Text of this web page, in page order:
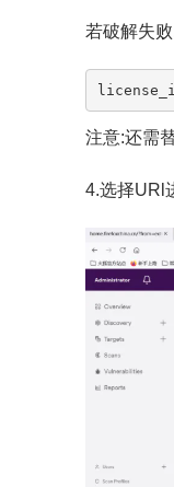
若破解失
注意:还需
4.选择URl